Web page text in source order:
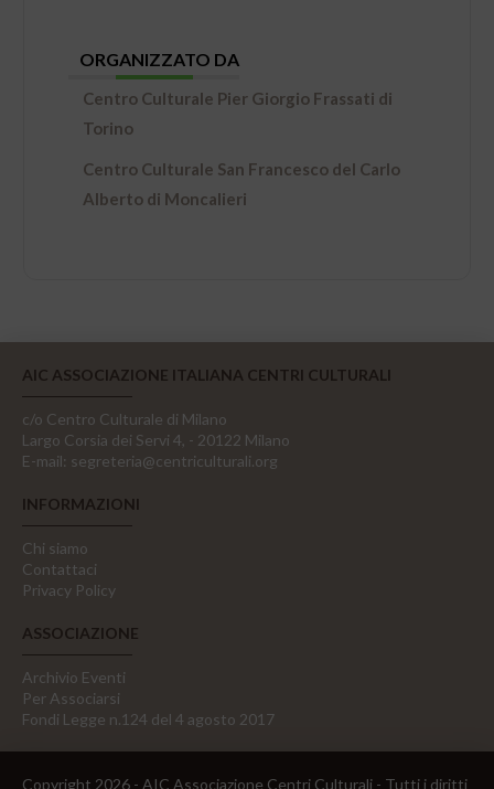
ORGANIZZATO DA
Centro Culturale Pier Giorgio Frassati di
Torino
Centro Culturale San Francesco del Carlo
Alberto di Moncalieri
AIC ASSOCIAZIONE ITALIANA CENTRI CULTURALI
c/o Centro Culturale di Milano
Largo Corsia dei Servi 4, - 20122 Milano
E-mail: segreteria@centriculturali.org
INFORMAZIONI
Chi siamo
Contattaci
Privacy Policy
ASSOCIAZIONE
Archivio Eventi
Per Associarsi
Fondi Legge n.124 del 4 agosto 2017
Copyright 2026 - AIC Associazione Centri Culturali - Tutti i diritti